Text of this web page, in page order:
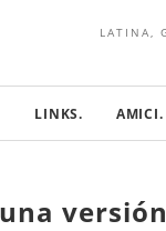
LATINA,
LINKS. AMICI.